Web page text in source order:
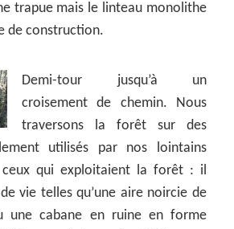
trapue mais le linteau monolithe
de construction.
Demi-tour jusqu’à un
croisement de chemin. Nous
traversons la forêt sur des
utilisés par nos lointains
qui exploitaient la forêt : il
vie telles qu’une aire noircie de
une cabane en ruine en forme